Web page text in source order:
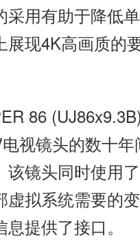
采用有助于降低
展现4K高画质的
86
视镜头的数十
该镜头同时使用
虚拟系统需要的
提供了接口。